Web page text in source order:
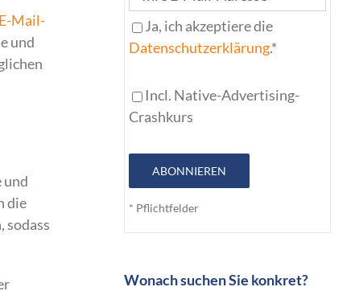
E-Mail-
und
und
die
sodass
Ja, ich akzeptiere die
Datenschutzerklärung.*
Incl. Native-Advertising-
Crashkurs
ABONNIEREN
* Pflichtfelder
Wonach suchen Sie konkret?